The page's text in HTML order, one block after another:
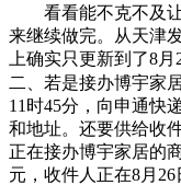
看看能不克不及让
来继续做完。从天津
上确实只更新到了8
二、若是接办博宇家
11时45分，向申通快
和地址。还要供给收
正在接办博宇家居的
元，收件人正在8月